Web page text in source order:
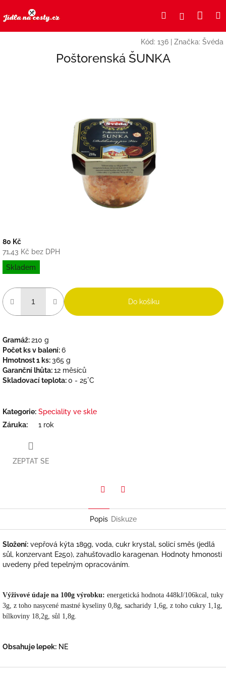
na
obsah
HledatPřihlášení
Kód: 136 Značka: Švéda
Poštorenská ŠUNKA
80 Kč
71,43 Kč bez DPH
Měrná
cena:
Skladem
Do košíku
Gramáž:210 g
Počet ks v balení:6
Hmotnost 1 ks:365 g
Garanční lhůta:12 měsíců
Skladovací teplota:0 - 25°C
Kategorie: Speciality ve skle
Záruka: 1 rok
ZEPTAT SE
Popis Diskuze
Složení: vepřová kýta 189g, voda, cukr krystal, solicí směs (jedlá
sůl, konzervant E250), zahušťovadlo karagenan. Hodnoty hmonosti
uvedeny před tepelným opracováním.
Výživové údaje na 100g výrobku: energetická hodnota 448kJ/106kcal, tuky
3g, z toho nasycené mastné kyseliny 0,8g, sacharidy 1,6g, z toho cukry 1,1g,
bílkoviny 18,2g, sůl 1,8g.
Obsahuje lepek: NE